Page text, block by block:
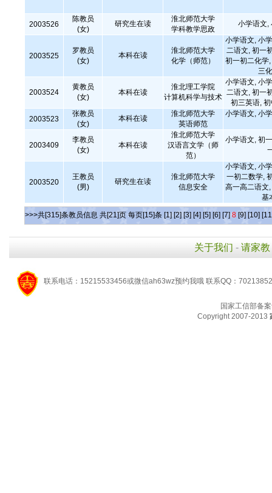
2003526
陈教员
(女)
研究生在读
淮北师范大学
学科教学思政
小学语文,
2003525
罗教员
(女)
本科在读
淮北师范大学
化学（师范）
小学语文, 小
二语文, 初一
初一初二化学
三
2003524
黄教员
(女)
本科在读
淮北理工学院
计算机科学与技术
小学语文, 小
二语文, 初一
初三英语,
2003523
张教员
(女)
本科在读
淮北师范大学
英语师范
小学语文, 小
2003409
李教员
(女)
本科在读
淮北师范大学
汉语言文学（师
范）
小学语文, 初
2003520
王教员
(男)
研究生在读
淮北师范大学
信息安全
小学语文, 小
一初二数学,
高一高二语文
基
>>>共[315]条教员信息 共[21]页 每页[15]条 [1] [2] [3] [4] [5] [6] [7] 8 [9] [10]
关于我们 - 请家教
联系电话：15215533456或微信ah63wz预约我哦 联系QQ：
国家工信部备
Copyright 2007-2013